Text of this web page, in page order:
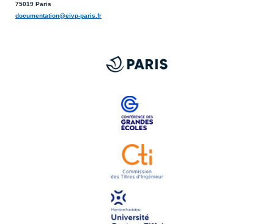
75019 Paris
documentation@eivp-paris.fr